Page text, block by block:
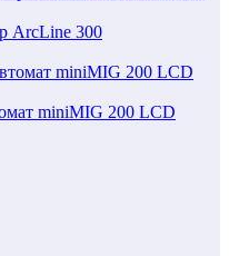
ArcLine 300
miniMIG 200 LCD